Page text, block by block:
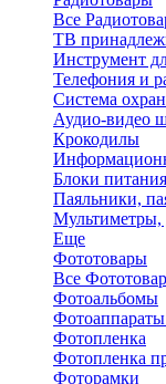
Все
ТВ
Инструмент
Телефония и
Система
Аудио-видео
Крокодилы
Блоки питания
Паяльники,
Мультиметры,
Еще
Фототовары
Все
Фотоальбомы
Фотопленка
Фотопленка
Фоторамки